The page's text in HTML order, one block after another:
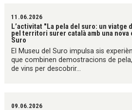
11.06.2026
L’activitat "La pela del suro: un viatge
pel territori surer català amb una nova
Suro
El Museu del Suro impulsa sis
que combinen demostracions de
de vins per descobrir...
09.06.2026